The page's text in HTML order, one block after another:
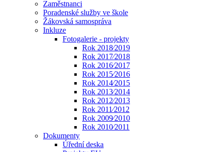
Zaměstnanci
Poradenské služby ve škole
Žákovská samospráva
Inkluze
Fotogalerie - projekty
Rok 2018⁄2019
Rok 2017⁄2018
Rok 2016⁄2017
Rok 2015⁄2016
Rok 2014⁄2015
Rok 2013⁄2014
Rok 2012⁄2013
Rok 2011⁄2012
Rok 2009⁄2010
Rok 2010⁄2011
Dokumenty
Úřední deska